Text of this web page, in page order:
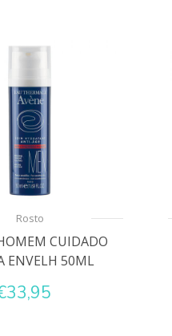
Rosto
CUIDADO
ENVELH 50ML